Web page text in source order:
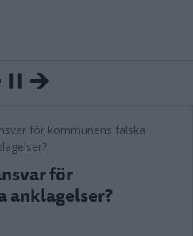
för
anklagelser?